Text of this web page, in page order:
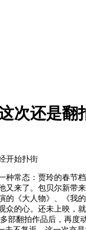
次还是翻
开始扑街
种常态：贾玲的春节
又来了。包贝尔新
的《大人物》、《我
众的心。还未上映，
部翻拍作品后，再